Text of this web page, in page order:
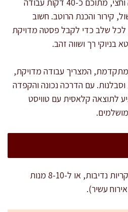
קירור והכנת הרוטב. חשוב
שלב כדי לקבל פסטה מדויקת
רך ושווה זהב.
מתקדמת, המצריך עבודה מדויקת,
עם הדרכה נכונה והקפדה
לתוצאה קלאסית עם טוויסט
המתכון מתאים ל-6 מנות עיקריות נדיבות, או ל-8-10 מנות
עשיר).